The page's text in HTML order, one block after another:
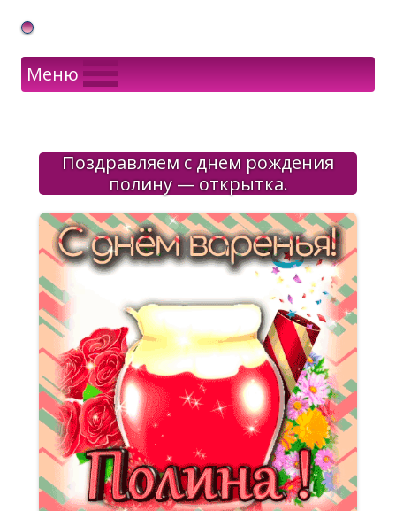
Gif Открытки в подарок
Меню
Поздравляем с днем рождения
полину — открытка.